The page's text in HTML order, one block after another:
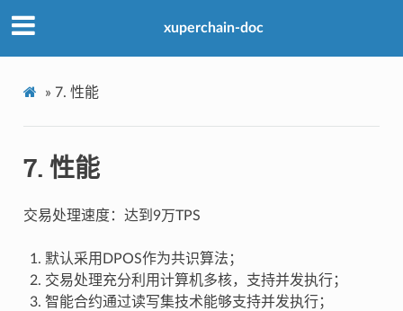
xuperchain-doc
» 7. 性能
7. 性能
交易处理速度：达到9万TPS
默认采用DPOS作为共识算法；
交易处理充分利用计算机多核，支持并发执行；
智能合约通过读写集技术能够支持并发执行；